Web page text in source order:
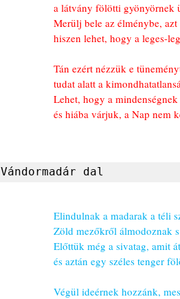
a látvány fölötti gyönyörnek
Merülj bele az élménybe,
hiszen lehet, hogy a leges-
Tán ezért nézzük e
tudat alatt a
Lehet, hogy a
és hiába várjuk, a Nap nem
Vándormadár dal
Elindulnak a madarak a téli
Zöld mezőkről álmodoznak
Előttük még a sivatag, amit
és aztán egy széles tenger
Végül ideérnek hozzánk,